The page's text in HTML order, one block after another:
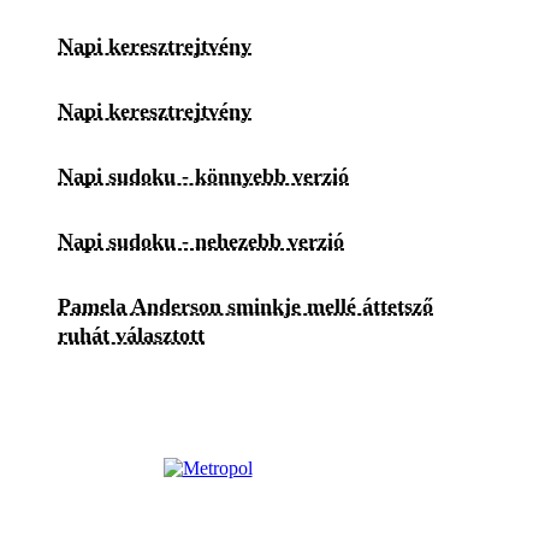
Napi keresztrejtvény
Napi keresztrejtvény
Napi sudoku - könnyebb verzió
Napi sudoku - nehezebb verzió
Pamela Anderson sminkje mellé áttetsző
ruhát választott